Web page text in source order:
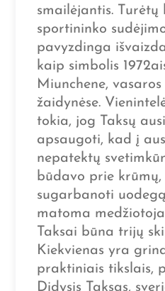
smailėjantis. Turėtų
sportininko
pavyzdinga
kaip simbolis
Miunchene,
žaidynėse.
tokia, jog Taksų
apsaugoti, kad į
nepatektų
būdavo prie krūmų,
sugarbanoti
matoma
Taksai būna trijų
Kiekvienas yra
praktiniais tikslais,
Didysis Taksas,